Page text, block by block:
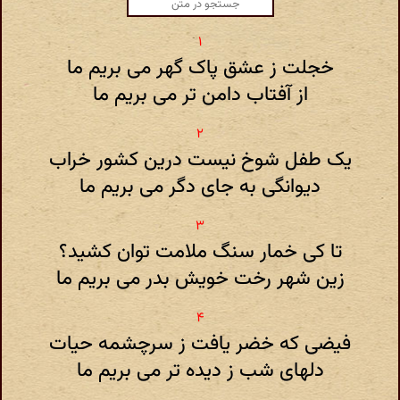
خجلت ز عشق پاک گهر می بریم ما
از آفتاب دامن تر می بریم ما
یک طفل شوخ نیست درین کشور خراب
دیوانگی به جای دگر می بریم ما
تا کی خمار سنگ ملامت توان کشید؟
زین شهر رخت خویش بدر می بریم ما
فیضی که خضر یافت ز سرچشمه حیات
دلهای شب ز دیده تر می بریم ما